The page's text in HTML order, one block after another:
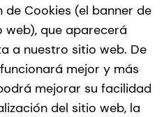
Cookies (el banner de
que aparecerá
a nuestro sitio web. De
mejor y más
mejorar su facilidad
del sitio web, la